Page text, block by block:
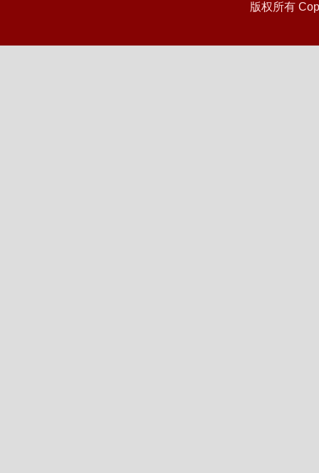
版权所有